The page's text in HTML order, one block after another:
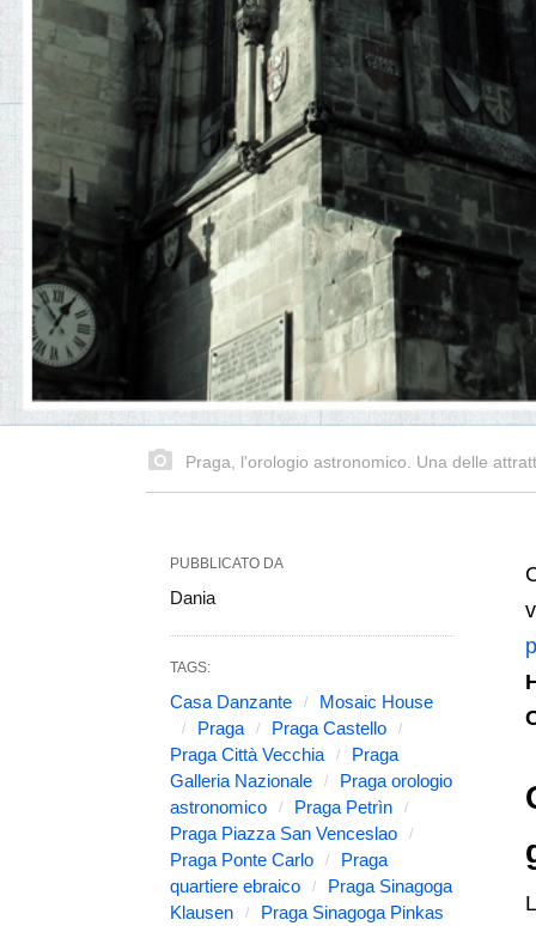
Praga, l'orologio astronomico. Una delle
PUBBLICATO DA
Dania
TAGS:
Casa Danzante
Mosaic House
Praga
Praga Castello
Praga Città Vecchia
Praga
Galleria Nazionale
Praga orologio
astronomico
Praga Petrìn
Praga Piazza San Venceslao
Praga Ponte Carlo
Praga
quartiere ebraico
Praga Sinagoga
Klausen
Praga Sinagoga Pinkas